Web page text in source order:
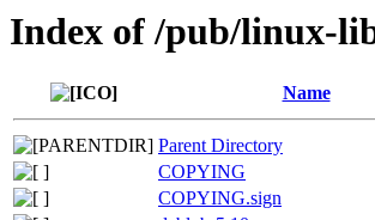
Index of /pub/linux-
Name
Parent Directory
COPYING
COPYING.sign